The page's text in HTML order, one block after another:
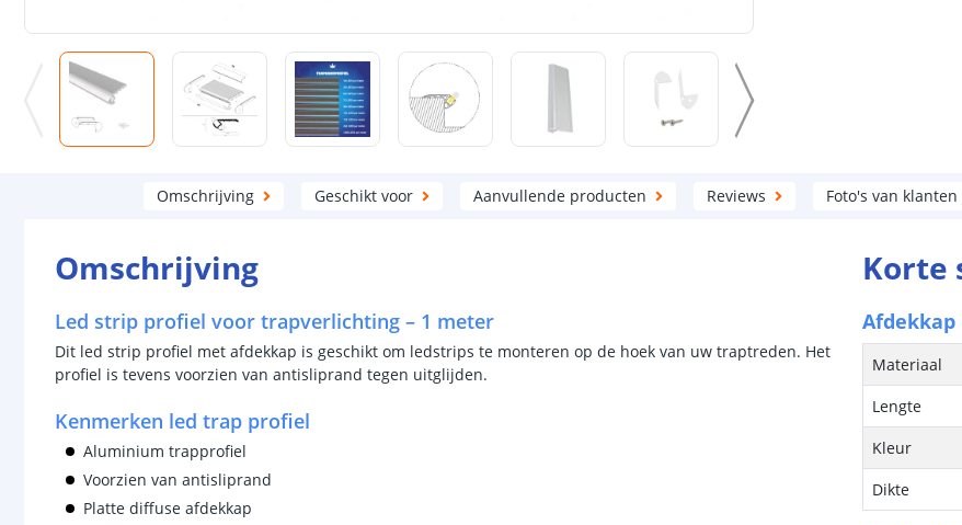
Omschrijving Geschikt voor Aanvullende producten Reviews Foto's van klanten
Omschrijving
Led strip profiel voor trapverlichting – 1 meter
Dit led strip profiel met afdekkap is geschikt om ledstrips te monteren op de hoek van uw traptreden. Het
profiel is tevens voorzien van antisliprand tegen uitglijden.
Kenmerken led trap profiel
Aluminium trapprofiel
Voorzien van antisliprand
Platte diffuse afdekkap
Korte
Afdekkap
Materiaal
Lengte
Kleur
Dikte